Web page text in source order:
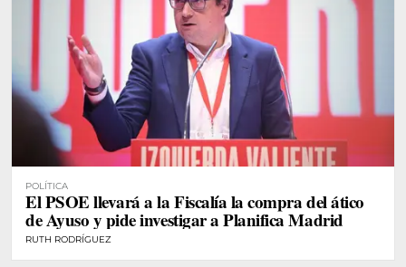
POLÍTICA
El PSOE llevará a la Fiscalía la compra del ático
de Ayuso y pide investigar a Planifica Madrid
RUTH RODRÍGUEZ